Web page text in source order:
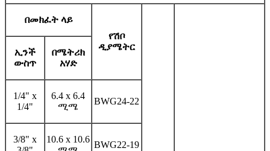
በመክፈት ላይ
የሽቦ
ዲያሜትር
ኢንች
ውስጥ
በሜትሪክ
አሃድ
1/4" x
1/4"
6.4 x 6.4
ሚሜ
BWG24-22
3/8" x
10.6 x 10.6
BWG22-19